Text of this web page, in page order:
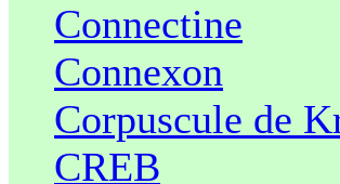
Connectine
Connexon
Corpuscule de
CREB